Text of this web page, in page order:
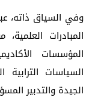
وفي السياق ذاته،
المبادرات
المؤسسات
السياسات
الجيدة والتدبير